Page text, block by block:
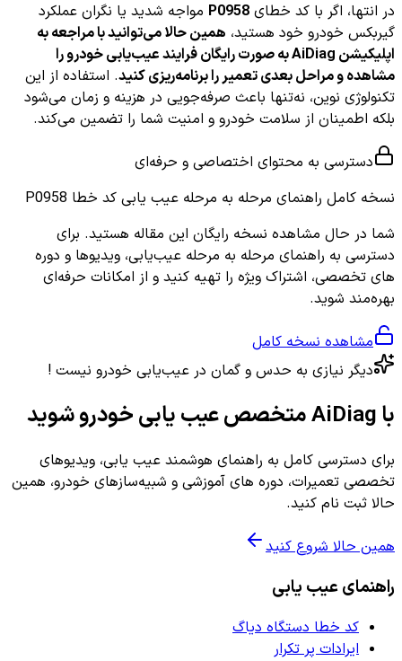
در انتها، اگر با کد خطای P0958 مواجه شدید یا نگران عملکرد
گیربکس خودرو خود هستید، همین حالا می‌توانید با مراجعه به
اپلیکیشن AiDiag به صورت رایگان فرایند عیب‌یابی خودرو را
مشاهده و مراحل بعدی تعمیر را برنامه‌ریزی کنید. استفاده از این
تکنولوژی نوین، نه‌تنها باعث صرفه‌جویی در هزینه و زمان می‌شود
بلکه اطمینان از سلامت خودرو و امنیت شما را تضمین می‌کند.
دسترسی به محتوای اختصاصی و حرفه‌ای
نسخه کامل راهنمای مرحله به مرحله عیب یابی کد خطا P0958
شما در حال مشاهده نسخه رایگان این مقاله هستید. برای
دسترسی به راهنمای مرحله به مرحله عیب‌یابی، ویدیوها و دوره
های تخصصی، اشتراک ویژه را تهیه کنید و از امکانات حرفه‌ای
بهره‌مند شوید.
مشاهده نسخه کامل
دیگر نیازی به حدس و گمان در عیب‌یابی خودرو نیست !
با AiDiag متخصص عیب یابی خودرو شوید
برای دسترسی کامل به راهنمای هوشمند عیب یابی، ویدیوهای
تخصصی تعمیرات، دوره های آموزشی و شبیه‌سازهای خودرو، همین
حالا ثبت نام کنید.
همین حالا شروع کنید
راهنمای عیب یابی
کد خطا دستگاه دیاگ
ایرادات پر تکرار